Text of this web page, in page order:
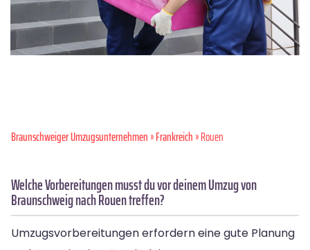
Braunschweiger Umzugsunternehmen»Frankreich» Rouen
Welche Vorbereitungen musst du vor deinem Umzug von
Braunschweig nach Rouen treffen?
Umzugsvorbereitungen erfordern eine gute Planung